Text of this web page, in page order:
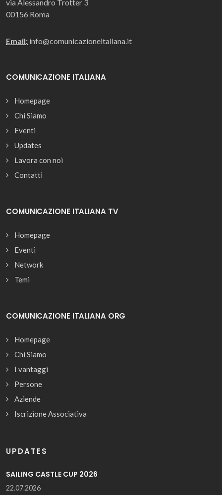
via Alessandro Trotter 3
00156 Roma
Email: info@comunicazioneitaliana.it
COMUNICAZIONE ITALIANA
Homepage
Chi Siamo
Eventi
Updates
Lavora con noi
Contatti
COMUNICAZIONE ITALIANA TV
Homepage
Eventi
Network
Temi
COMUNICAZIONE ITALIANA ORG
Homepage
Chi Siamo
I vantaggi
Persone
Aziende
Iscrizione Associativa
UPDATES
SAILING CASTLE CUP 2026
22.07.2026